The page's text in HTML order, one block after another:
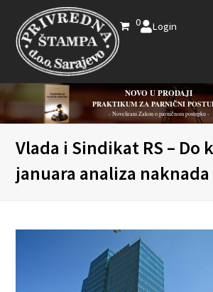
0 Login
NOVO U PRODAJI
PRAKTIKUM ZA PARNIČNI
- Novelirani Zakon o parničnom postupku -
Vlada i Sindikat RS – Do
januara analiza